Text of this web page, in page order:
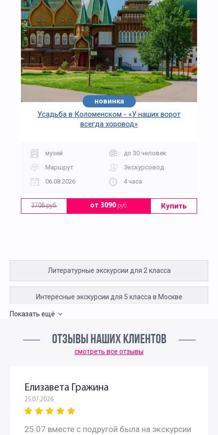
новинка
Усадьба в Коломенском - «У наших ворот
всегда хоровод»
музей
до 30 человек
Маршрут
Экскурсовод
06.08.2026
4 часа
3708 руб. от 3090руб. Купить
Литературные экскурсии для 2 класса
Интересные экскурсии для 5 класса в Москве
Интересные экскурсии для школьников 6 класса в
Литературные экскурсии для 6 класса
Показать ещё
ОТЗЫВЫ НАШИХ КЛИЕНТОВ
смотреть все отзывы
Елизавета Гражина
25.07.2026
25.07 вместе с подругой была на экскурсии